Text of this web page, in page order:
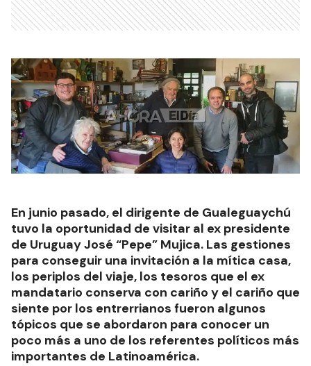
En junio pasado, el dirigente de Gualeguaychú
tuvo la oportunidad de visitar al ex presidente
de Uruguay José “Pepe” Mujica. Las gestiones
para conseguir una invitación a la mítica casa,
los periplos del viaje, los tesoros que el ex
mandatario conserva con cariño y el cariño que
siente por los entrerrianos fueron algunos
tópicos que se abordaron para conocer un
poco más a uno de los referentes políticos más
importantes de Latinoamérica.